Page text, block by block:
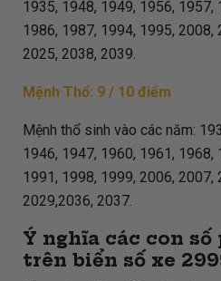
1935, 1948, 1949, 1956, 1957,
1986, 1987, 1994, 1995, 2008,
2025, 2038, 2039.
Mệnh Thổ: 9 / 10 điểm
Mệnh thổ sinh vào các năm:
1946, 1947, 1960, 1961, 1968,
1991, 1998, 1999, 2006, 2007,
2029,2036, 2037.
Ý nghĩa các con
trên biển số xe